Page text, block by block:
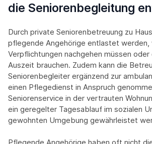
die Seniorenbegleitung
Durch private Seniorenbetreuung zu
pflegende Angehörige entlastet werden,
Verpflichtungen nachgehen müssen oder
Auszeit brauchen. Zudem kann die
Seniorenbegleiter ergänzend zur
einen Pflegedienst in Anspruch
Seniorenservice in der vertrauten
ein geregelter Tagesablauf im sozialen
gewohnten Umgebung gewährleistet